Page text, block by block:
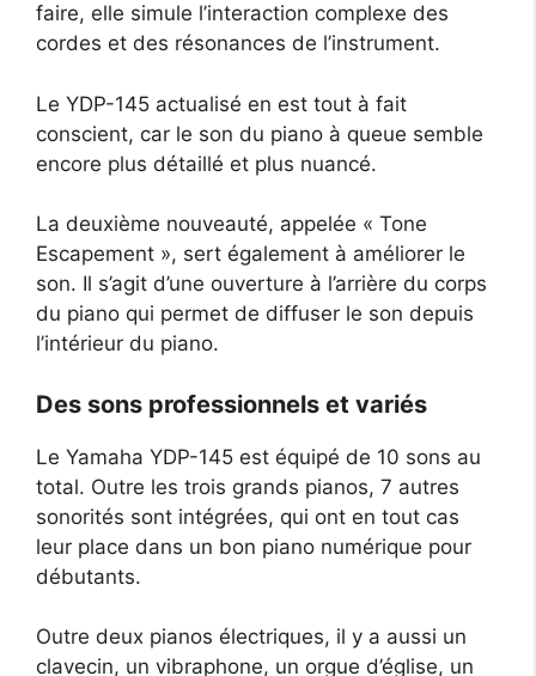
faire, elle simule l’interaction complexe des
cordes et des résonances de l’instrument.
Le YDP-145 actualisé en est tout à fait
conscient, car le son du piano à queue semble
encore plus détaillé et plus nuancé.
La deuxième nouveauté, appelée « Tone
Escapement », sert également à améliorer le
son. Il s’agit d’une ouverture à l’arrière du corps
du piano qui permet de diffuser le son depuis
l’intérieur du piano.
Des sons professionnels et variés
Le Yamaha YDP-145 est équipé de 10 sons au
total. Outre les trois grands pianos, 7 autres
sonorités sont intégrées, qui ont en tout cas
leur place dans un bon piano numérique pour
débutants.
Outre deux pianos électriques, il y a aussi un
clavecin, un vibraphone, un orgue d’église, un